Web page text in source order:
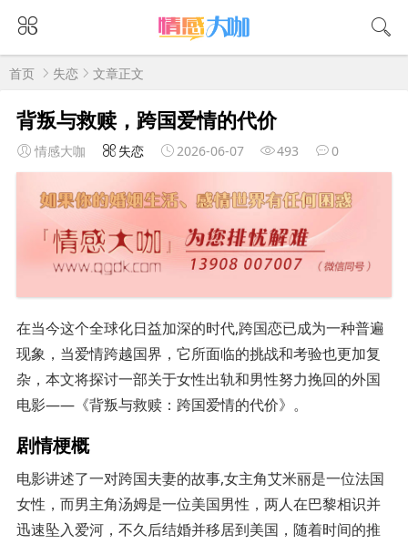
首页 失恋 文章正文
背叛与救赎，跨国爱情的代价
情感大咖 失恋 2026-06-07 493 0
在当今这个全球化日益加深的时代,跨国恋已成为一种普遍
现象，当爱情跨越国界，它所面临的挑战和考验也更加复
杂，本文将探讨一部关于女性出轨和男性努力挽回的外国
电影——《背叛与救赎：跨国爱情的代价》。
剧情梗概
电影讲述了一对跨国夫妻的故事,女主角艾米丽是一位法国
女性，而男主角汤姆是一位美国男性，两人在巴黎相识并
迅速坠入爱河，不久后结婚并移居到美国，随着时间的推